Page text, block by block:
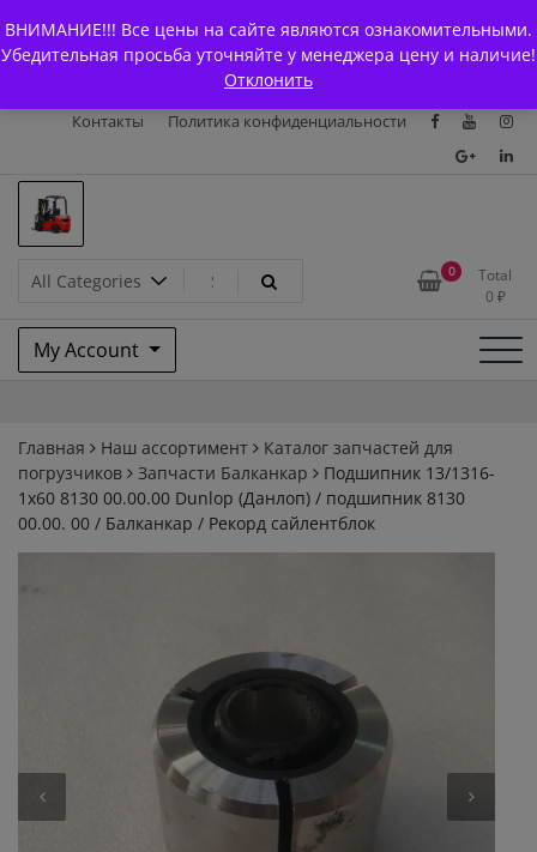
ВНИМАНИЕ!!! Все цены на сайте являются ознакомительными.
Убедительная просьба уточняйте у менеджера цену и наличие!
Отклонить
to
content
Главная
Магазин О Компании
Каталоги
Доставка и оплата
Контакты
Политика конфиденциальности
Запчасти для вилочых
погрузчиков и
электротележек Balkancar
0
Total
0 ₽
My Account
Главная Наш ассортимент
Каталог запчастей для
погрузчиков
Запчасти Балканкар
Подшипник 13/1316-
1х60 8130 00.00.00 Dunlop (Данлоп) / подшипник 8130
00.00. 00 / Балканкар / Рекорд сайлентблок